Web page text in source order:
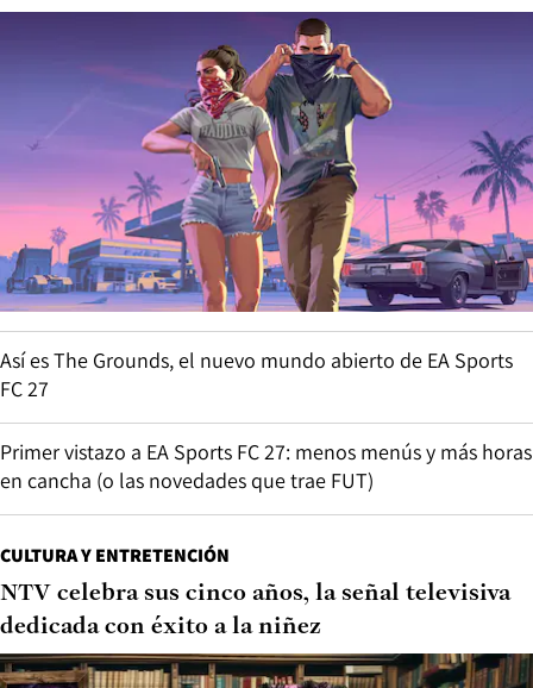
Así es The Grounds, el nuevo mundo abierto de EA Sports
FC 27
Primer vistazo a EA Sports FC 27: menos menús y más horas
en cancha (o las novedades que trae FUT)
CULTURA Y ENTRETENCIÓN
NTV celebra sus cinco años, la señal televisiva
dedicada con éxito a la niñez